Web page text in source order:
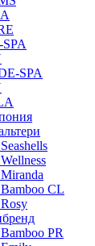
SPA
CL
PR